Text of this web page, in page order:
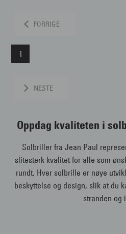
FORRIGE
1
NESTE
Oppdag kvaliteten i
Solbriller fra Jean Paul
slitesterk kvalitet for alle som
rundt. Hver solbrille er nøye
beskyttelse og design, slik at du
stranden og